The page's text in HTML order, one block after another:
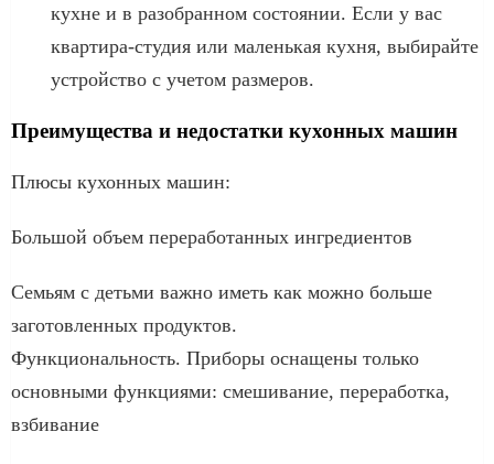
кухне и в разобранном состоянии. Если у вас
квартира-студия или маленькая кухня, выбирайте
устройство с учетом размеров.
Преимущества и недостатки кухонных машин
Плюсы кухонных машин:
Большой объем переработанных ингредиентов
Семьям с детьми важно иметь как можно больше
заготовленных продуктов.
Функциональность. Приборы оснащены только
основными функциями: смешивание, переработка,
взбивание